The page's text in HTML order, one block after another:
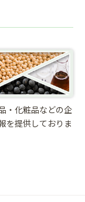
・化粧品などの企
を提供しておりま